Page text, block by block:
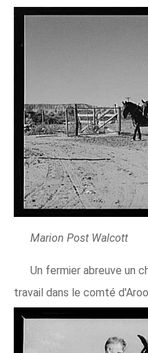
Marion Post Walcott
Un fermier abreuve un
travail dans le comté